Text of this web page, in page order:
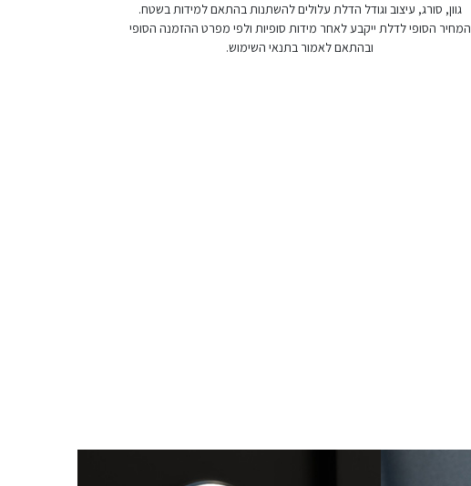
גוון, סורג, עיצוב וגודל הדלת עלולים להשתנות בהתאם למידות בשטח.
המחיר הסופי לדלת ייקבע לאחר מידות סופיות ולפי מפרט ההזמנה הסופי
ובהתאם לאמור בתנאי השימוש.